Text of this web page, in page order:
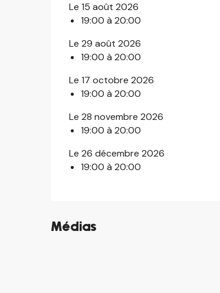
Le 15 août 2026
19:00 à 20:00
Le 29 août 2026
19:00 à 20:00
Le 17 octobre 2026
19:00 à 20:00
Le 28 novembre 2026
19:00 à 20:00
Le 26 décembre 2026
19:00 à 20:00
Médias
©